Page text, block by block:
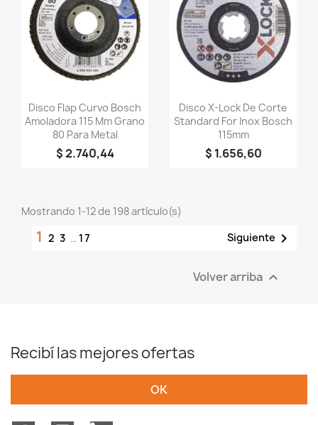
Vista rápida
Disco Flap Curvo Bosch
Amoladora 115 Mm Grano
80 Para Metal
$ 2.740,44
Vista rápida
Disco X-Lock De Corte
Standard For Inox Bosch
115mm
$ 1.656,60
Mostrando 1-12 de 198 artículo(s)
1 2 3 … 17 Siguiente 
Volver arriba 
Recibí las mejores ofertas